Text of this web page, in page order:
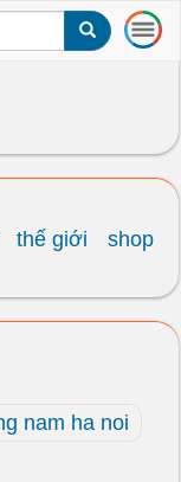
T
o
i
t
thế giới
shop
nam ha noi